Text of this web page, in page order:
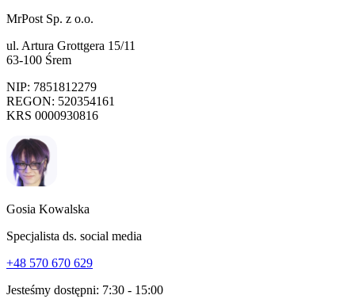
MrPost Sp. z o.o.
ul. Artura Grottgera 15/11
63-100 Śrem
NIP: 7851812279
REGON: 520354161
KRS 0000930816
Gosia Kowalska
Specjalista ds. social media
+48 570 670 629
Jesteśmy dostępni: 7:30 - 15:00